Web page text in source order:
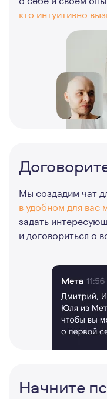
кто интуитивно
Мы создадим чат
в удобном для вас
задать
и договориться о
Начните